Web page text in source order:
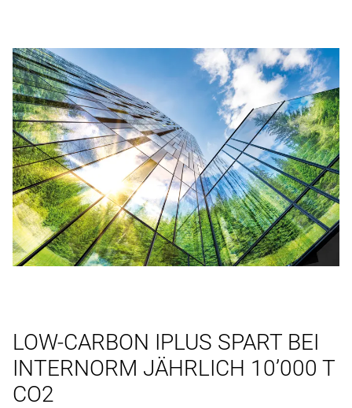
LOW-CARBON IPLUS SPART BEI
INTERNORM JÄHRLICH 10’000 T
CO2